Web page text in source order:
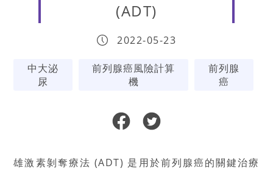
(ADT)
2022-05-23
中大泌
尿
前列腺癌風險計算
機
前列腺
癌
雄激素剝奪療法 (ADT) 是用於前列腺癌的關鍵治療